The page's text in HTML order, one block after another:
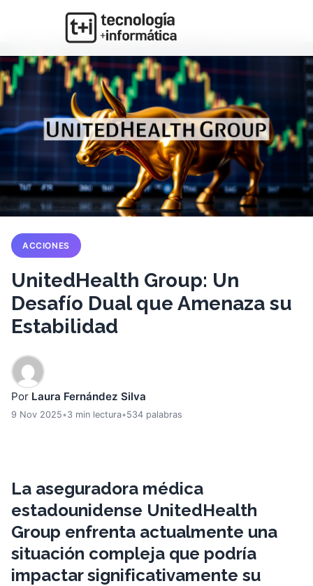
ACCIONES
UnitedHealth Group: Un
Desafío Dual que Amenaza su
Estabilidad
Por Laura Fernández Silva
9 Nov 2025•3 min lectura•534 palabras
La aseguradora médica
estadounidense UnitedHealth
Group enfrenta actualmente una
situación compleja que podría
impactar significativamente su